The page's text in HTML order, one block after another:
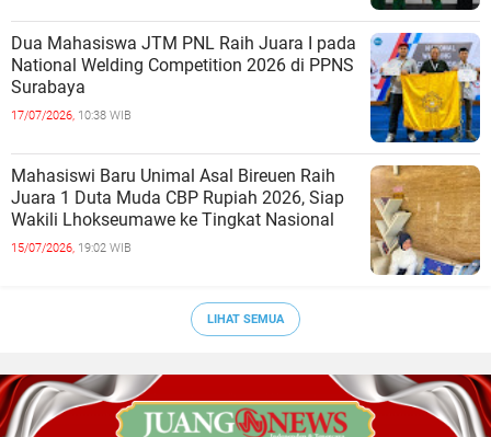
Dua Mahasiswa JTM PNL Raih Juara I pada
National Welding Competition 2026 di PPNS
Surabaya
17/07/2026, 10:38 WIB
Mahasiswi Baru Unimal Asal Bireuen Raih
Juara 1 Duta Muda CBP Rupiah 2026, Siap
Wakili Lhokseumawe ke Tingkat Nasional
15/07/2026, 19:02 WIB
LIHAT SEMUA